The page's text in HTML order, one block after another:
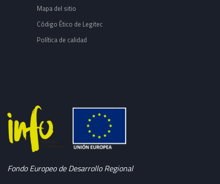
Mapa del sitio
Código Ético de Legitec
Política de calidad
Fondo Europeo de Desarrollo Regional